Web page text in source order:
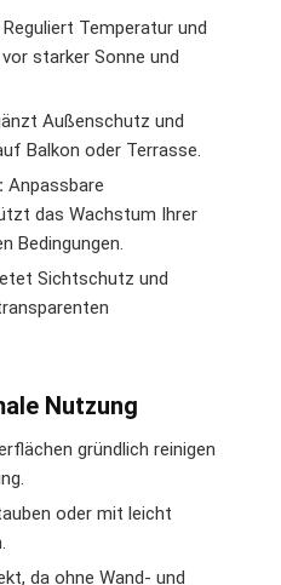
Reguliert Temperatur und
starker Sonne und
Außenschutz und
Balkon oder Terrasse.
Anpassbare
das Wachstum Ihrer
Bedingungen.
Sichtschutz und
Nutzung
gründlich reinigen
oder mit leicht
da ohne Wand- und